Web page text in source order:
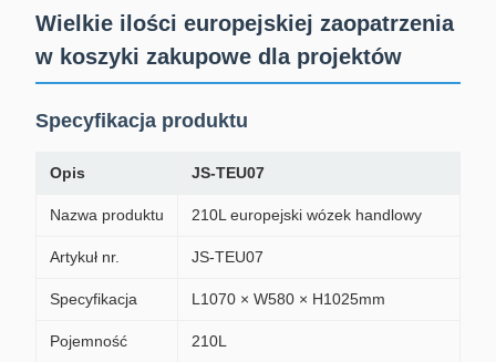
Wielkie ilości europejskiej zaopatrzenia
w koszyki zakupowe dla projektów
Specyfikacja produktu
Opis JS-TEU07
Nazwa produktu 210L europejski wózek handlowy
Artykuł nr. JS-TEU07
Specyfikacja L1070 × W580 × H1025mm
Pojemność 210L